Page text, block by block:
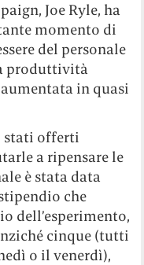
Joe Ryle, ha
momento di
del personale
produttività
in quasi
stati offerti
a ripensare le
è stata data
che
dell’esperimento,
cinque (tutti
o il venerdì),